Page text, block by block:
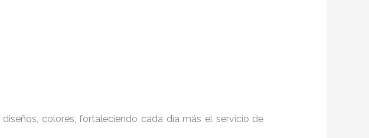
colores, fortaleciendo cada día más el servicio de